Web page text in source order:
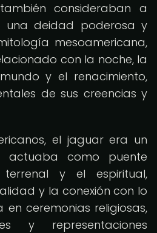
consideraban a
una deidad poderosa y
mesoamericana,
con la noche, la
y el renacimiento,
de sus creencias y
el jaguar era un
actuaba como puente
y el espiritual,
y la conexión con lo
en ceremonias religiosas,
y representaciones